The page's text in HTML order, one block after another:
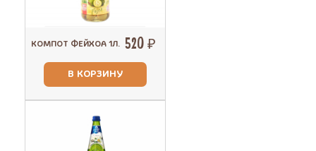
КОМПОТ ФЕЙХОА 1Л. 520 ₽
В КОРЗИНУ